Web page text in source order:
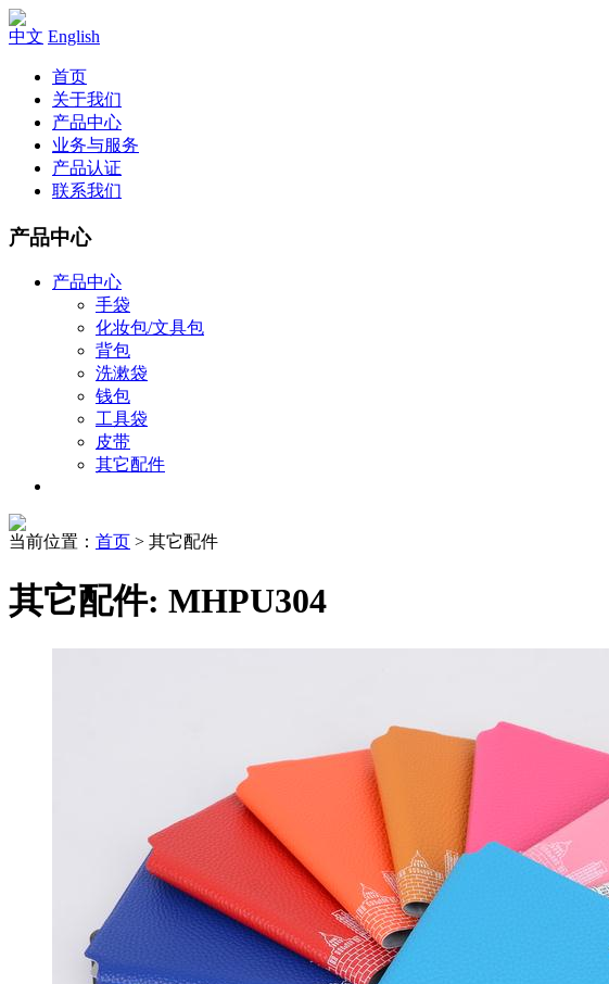
中文 English
首页
关于我们
产品中心
业务与服务
产品认证
联系我们
产品中心
产品中心
手袋
化妆包/文具包
背包
洗漱袋
钱包
工具袋
皮带
其它配件
当前位置： 首页 > 其它配件
其它配件: MHPU304